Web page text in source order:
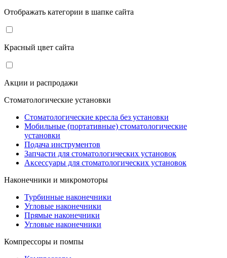
Отображать категории в шапке сайта
Красный цвет сайта
Акции и распродажи
Стоматологические установки
Стоматологические кресла без установки
Мобильные (портативные) стоматологические
установки
Подача инструментов
Запчасти для стоматологических установок
Аксессуары для стоматологических установок
Наконечники и микромоторы
Турбинные наконечники
Угловые наконечники
Прямые наконечники
Угловые наконечники
Компрессоры и помпы